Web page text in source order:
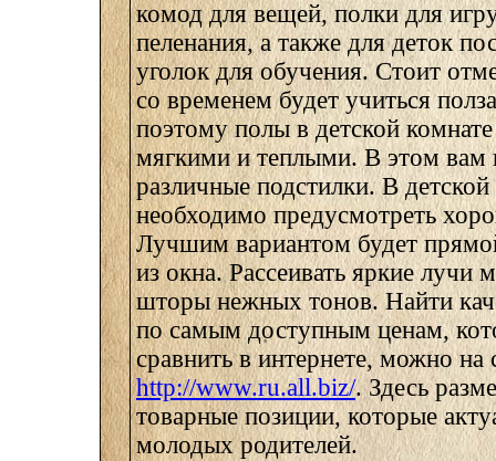
комод для вещей, полки для
пеленания, а также для деток
уголок для обучения. Стоит
со временем будет учиться
поэтому полы в детской
мягкими и теплыми. В этом вам
различные подстилки. В детской
необходимо предусмотреть
Лучшим вариантом будет
из окна. Рассеивать яркие лучи
шторы нежных тонов. Найти
по самым доступным ценам,
сравнить в интернете, можно на
http://www.ru.all.biz/. Здесь
товарные позиции, которые
молодых родителей.